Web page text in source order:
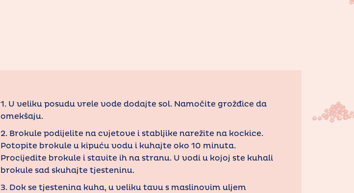
1. U veliku posudu vrele vode dodajte sol. Namočite grožđice da
omekšaju.
2. Brokule podijelite na cvjetove i stabljike narežite na kockice.
Potopite brokule u kipuću vodu i kuhajte oko 10 minuta.
Procijedite brokule i stavite ih na stranu. U vodi u kojoj ste kuhali
brokule sad skuhajte tjesteninu.
3. Dok se tjestenina kuha, u veliku tavu s maslinovim uljem